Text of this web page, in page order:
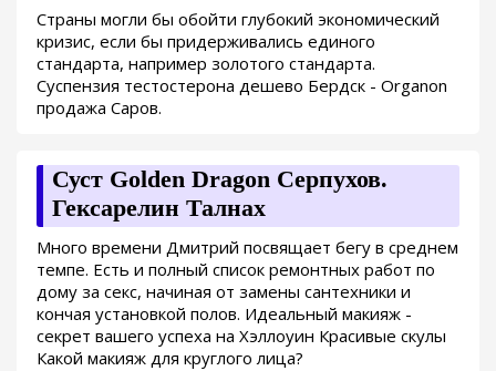
Страны могли бы обойти глубокий экономический
кризис, если бы придерживались единого
стандарта, например золотого стандарта.
Суспензия тестостерона дешево Бердск - Organon
продажа Саров.
Суст Golden Dragon Серпухов.
Гексарелин Талнах
Много времени Дмитрий посвящает бегу в среднем
темпе. Есть и полный список ремонтных работ по
дому за секс, начиная от замены сантехники и
кончая установкой полов. Идеальный макияж -
секрет вашего успеха на Хэллоуин Красивые скулы
Какой макияж для круглого лица?